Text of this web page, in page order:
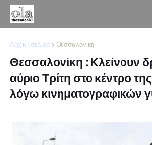
Αρχική σελίδα Θεσσαλονίκη
Θεσσαλονίκη : Κλείνουν
αύριο Τρίτη στο κέντρο
λόγω κινηματογραφικών